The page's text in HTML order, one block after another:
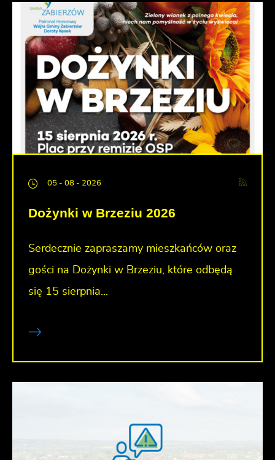
05 - 08 - 2026
Dożynki w Brzeziu 2026
Serdecznie zapraszamy mieszkańców oraz
gości na Dożynki w Brzeziu, które odbędą
się 15 sierpnia...